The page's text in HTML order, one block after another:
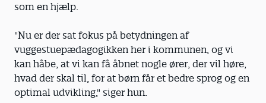
som en hjælp.
"Nu er der sat fokus på betydningen af
vuggestuepædagogikken her i kommunen, og vi
kan håbe, at vi kan få åbnet nogle ører, der vil høre,
hvad der skal til, for at børn får et bedre sprog og en
optimal udvikling," siger hun.